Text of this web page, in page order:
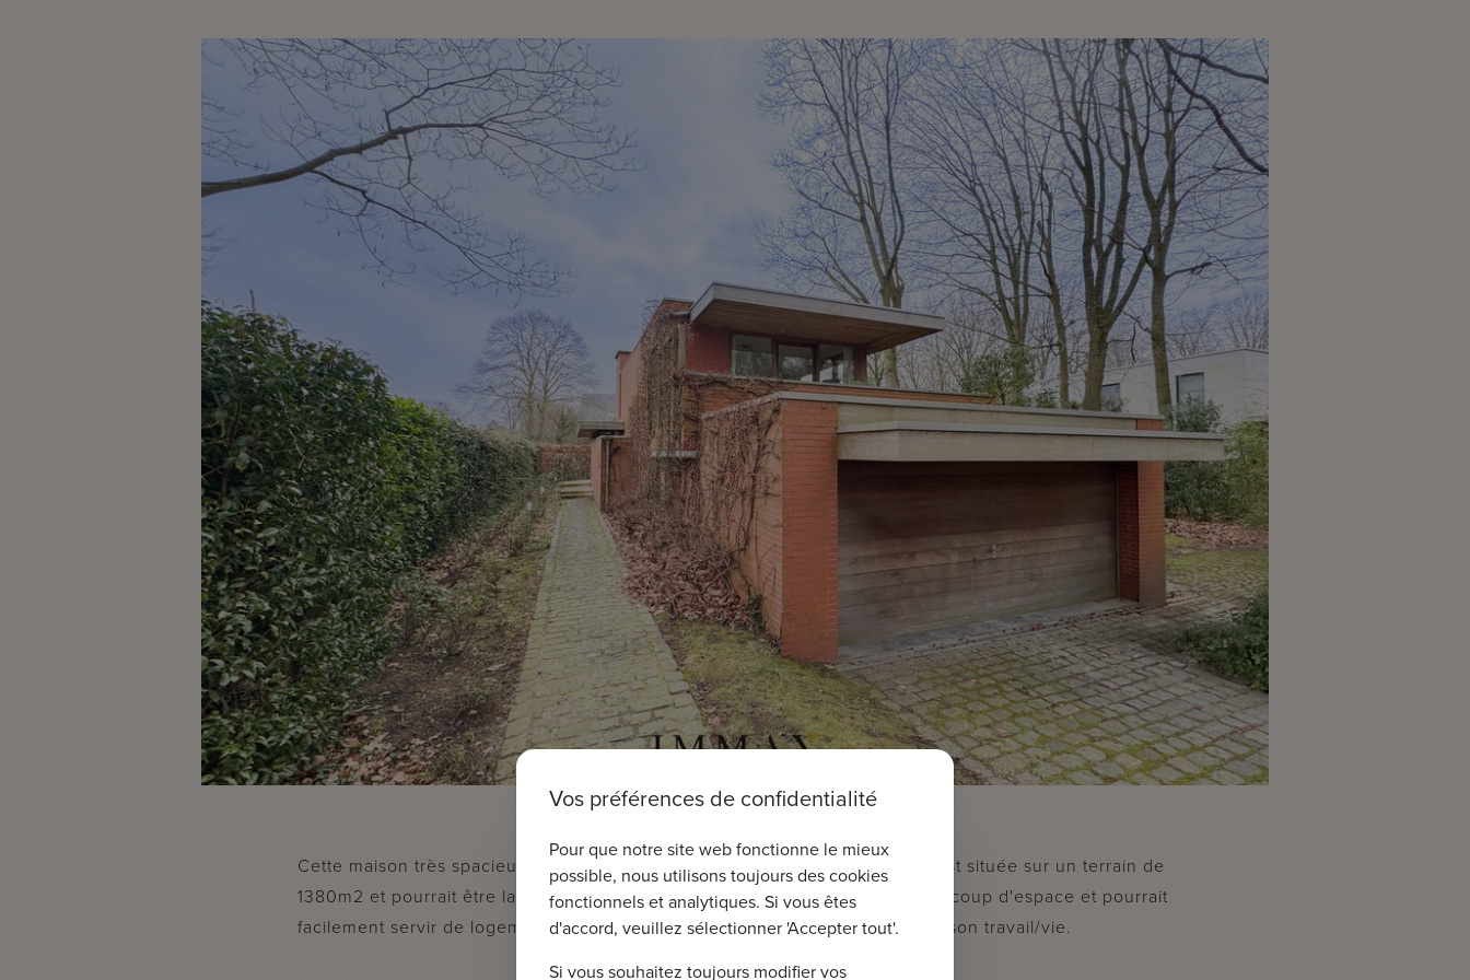
Cette maison très spacieuse avec pas moins de 335m2 d'espace habitable est située sur un terrain de
1380m2 et pourrait être la maison idéale pour les personnes qui aiment beaucoup d'espace et pourrait
facilement servir de logement kangourou ou de cohabitation ou de combinaison travail/vie.
Vos préférences de confidentialité
Pour que notre site web fonctionne le mieux
possible, nous utilisons toujours des cookies
fonctionnels et analytiques. Si vous êtes
d'accord, veuillez sélectionner 'Accepter tout'.
Si vous souhaitez toujours modifier vos